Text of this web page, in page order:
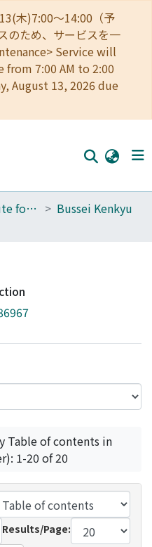
木)7:00～14:00（予
のため、サービスを一
Service will
7:00 AM to 2:00
August 13, 2026 due
390_Yukawa Institute for Theoretical Physics
Bussei Kenkyu
Table of contents in
1-20 of 20
Results/Page: